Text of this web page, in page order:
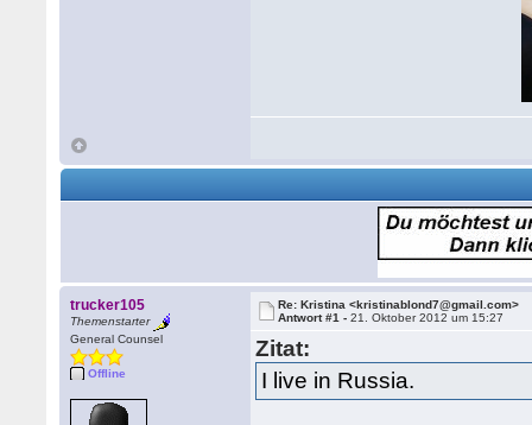
trucker105
Themenstarter
General Counsel
Offline
Re: Kristina <kristinablond7@gmail.com>
Antwort #1 -21. Oktober 2012 um 15:27
Zitat:
I live in Russia.